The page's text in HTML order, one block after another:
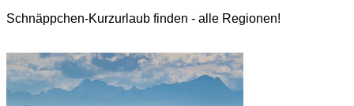
Schnäppchen-Kurzurlaub finden - alle Regionen!